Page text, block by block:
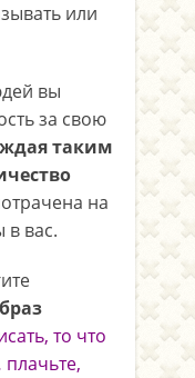
или
вы
за свою
таким
на
вас.
то что